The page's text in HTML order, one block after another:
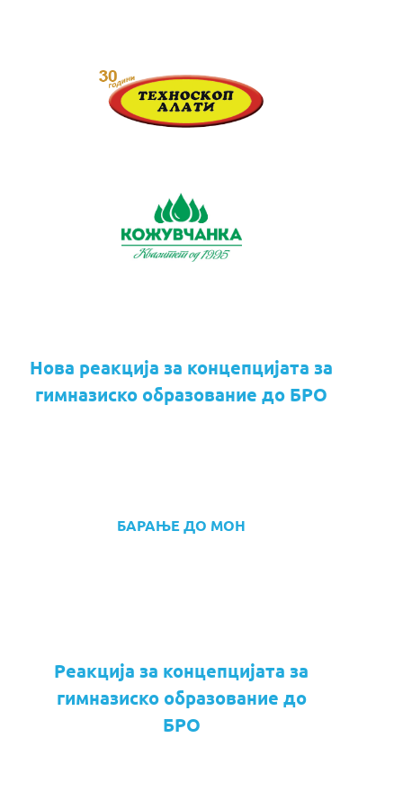
Нова реакција за концепцијата за
гимназиско образование до БРО
БАРАЊЕ ДО МОН
Реакција за концепцијата за
гимназиско образование до
БРО